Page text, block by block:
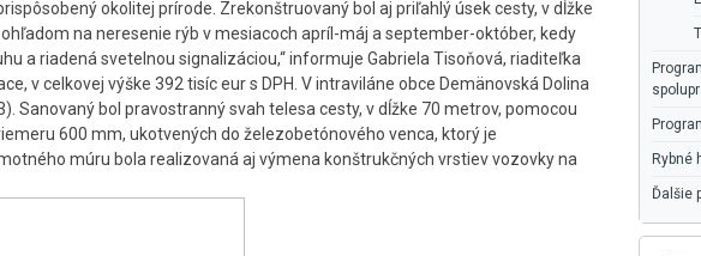
okolitej prírode. Zrekonštruovaný bol aj priľahlý úsek cesty, v dĺžke
na neresenie rýb v mesiacoch apríl-máj a september-október, kedy
a riadená svetelnou signalizáciou,“ informuje Gabriela Tisoňová, riaditeľka
v celkovej výške 392 tisíc eur s DPH. V intraviláne obce Demänovská Dolina
Sanovaný bol pravostranný svah telesa cesty, v dĺžke 70 metrov, pomocou
600 mm, ukotvených do železobetónového venca, ktorý je
múru bola realizovaná aj výmena konštrukčných vrstiev vozovky na
Rybné
Ďalšie